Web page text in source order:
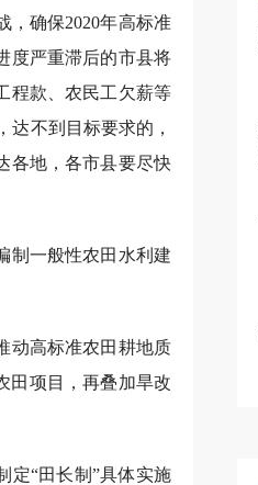
，确保2020年高标准
度严重滞后的市县将
程款、农民工欠薪等
达不到目标要求的，
各地，各市县要尽快
制一般性农田水利建
动高标准农田耕地质
田项目，再叠加旱改
定“田长制”具体实施